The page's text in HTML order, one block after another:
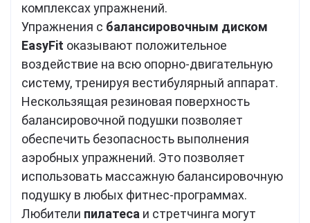
комплексах упражнений.
Упражнения с балансировочным диском
EasyFit оказывают положительное
воздействие на всю опорно-двигательную
систему, тренируя вестибулярный аппарат.
Нескользящая резиновая поверхность
балансировочной подушки позволяет
обеспечить безопасность выполнения
аэробных упражнений. Это позволяет
использовать массажную балансировочную
подушку в любых фитнес-программах.
Любители пилатеса и стретчинга могут